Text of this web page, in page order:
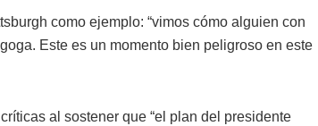
como ejemplo: “vimos cómo alguien con
Este es un momento bien peligroso en este
al sostener que “el plan del presidente